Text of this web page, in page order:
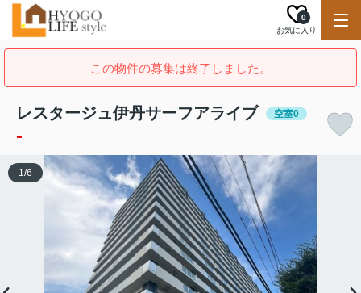
お気に入り
0
この物件の募集は終了しました。
レスタージュ伊丹サーフアライブ 空室0
-
1/6